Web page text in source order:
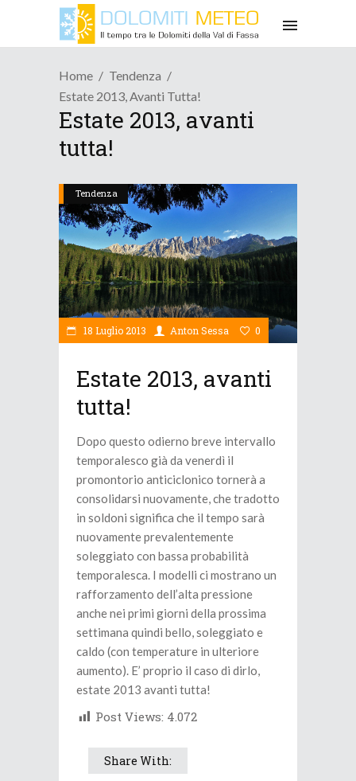
Home
Tendenza
Estate 2013, Avanti Tutta!
Estate 2013, avanti
tutta!
Tendenza
18 Luglio 2013 Anton Sessa 0
Estate 2013, avanti
tutta!
Dopo questo odierno breve intervallo
temporalesco già da venerdì il
promontorio anticiclonico tornerà a
consolidarsi nuovamente, che tradotto
in soldoni significa che il tempo sarà
nuovamente prevalentemente
soleggiato con bassa probabilità
temporalesca. I modelli ci mostrano un
rafforzamento dell’alta pressione
anche nei primi giorni della prossima
settimana quindi bello, soleggiato e
caldo (con temperature in ulteriore
aumento). E’ proprio il caso di dirlo,
estate 2013 avanti tutta!
Post Views: 4.072
Share With: